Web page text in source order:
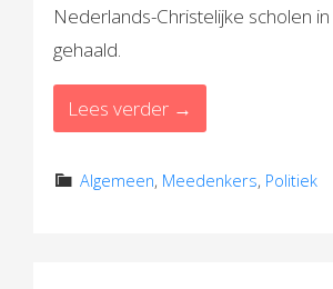
Nederlands-Christelijke scholen in
gehaald.
Lees verder →
Algemeen, Meedenkers, Politiek